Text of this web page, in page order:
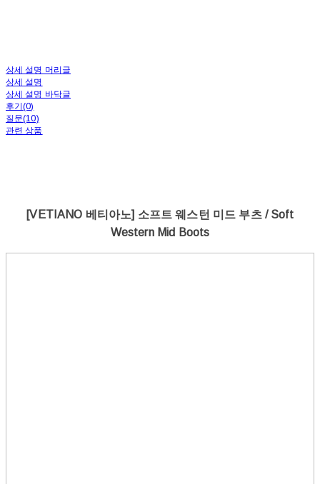
상세 설명 머리글
상세 설명
상세 설명 바닥글
후기(0)
질문(10)
관련 상품
[VETIANO 베티아노] 소프트 웨스턴 미드 부츠 / Soft
Western Mid Boots